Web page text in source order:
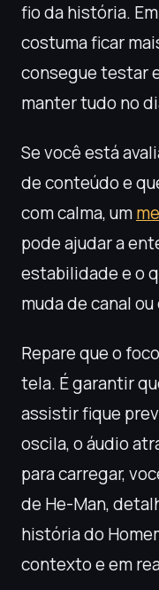
fio da história.
costuma ficar
consegue testar
manter tudo no
Se você está
de conteúdo e
com calma, um
pode ajudar a
estabilidade e o
muda de canal
Repare que o
tela. É garantir
assistir fique
oscila, o áudio
para carregar,
de He-Man,
história do
contexto e em